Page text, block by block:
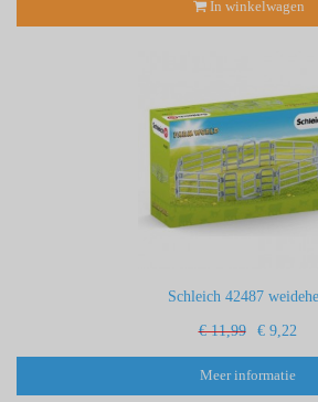
In winkelwagen
Schleich 42487
€ 11,99 € 9,22
Meer informatie